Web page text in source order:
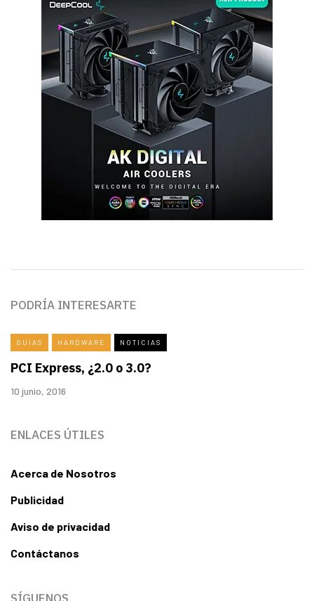
PODRÍA INTERESARTE
GUÍAS HARDWARE NOTICIAS
PCI Express, ¿2.0 o 3.0?
10 junio, 2016
ENLACES ÚTILES
Acerca de Nosotros
Publicidad
Aviso de privacidad
Contáctanos
SÍGUENOS